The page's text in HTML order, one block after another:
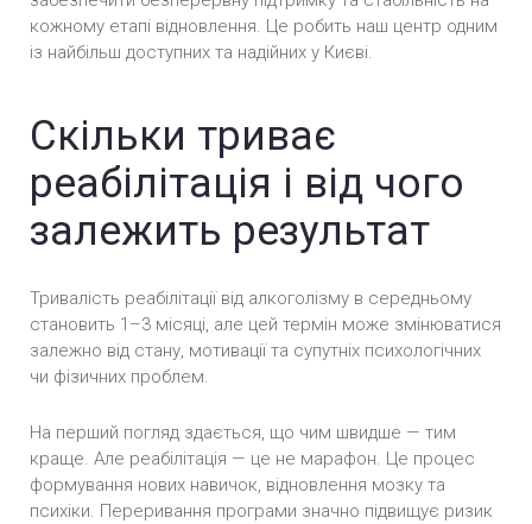
кожному етапі відновлення. Це робить наш центр одним
із найбільш доступних та надійних у Києві.
Скільки триває
реабілітація і від чого
залежить результат
Тривалість реабілітації від алкоголізму в середньому
становить 1–3 місяці, але цей термін може змінюватися
залежно від стану, мотивації та супутніх психологічних
чи фізичних проблем.
На перший погляд здається, що чим швидше — тим
краще. Але реабілітація — це не марафон. Це процес
формування нових навичок, відновлення мозку та
психіки. Переривання програми значно підвищує ризик